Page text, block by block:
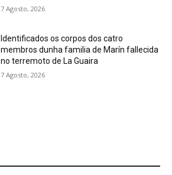
7 Agosto, 2026
Identificados os corpos dos catro
membros dunha familia de Marín fallecida
no terremoto de La Guaira
7 Agosto, 2026